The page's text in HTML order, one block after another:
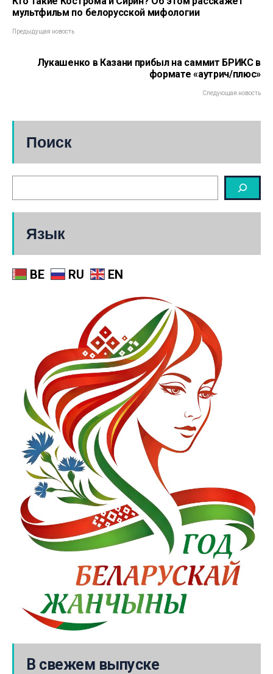
мультфильм по белорусской мифологии
Предыдущая новость
Лукашенко в Казани прибыл на саммит БРИКС в
формате «аутрич/плюс»
Следующая новость
Поиск
Язык
BE RU EN
В свежем выпуске